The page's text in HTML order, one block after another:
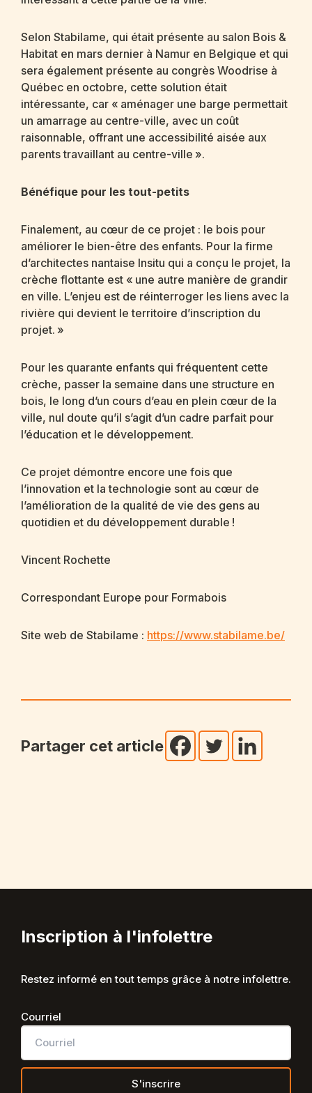
Selon Stabilame, qui était présente au salon Bois &
Habitat en mars dernier à Namur en Belgique et qui
sera également présente au congrès Woodrise à
Québec en octobre, cette solution était
intéressante, car « aménager une barge permettait
un amarrage au centre-ville, avec un coût
raisonnable, offrant une accessibilité aisée aux
parents travaillant au centre-ville ».
Bénéfique pour les tout-petits
Finalement, au cœur de ce projet : le bois pour
améliorer le bien-être des enfants. Pour la firme
d’architectes nantaise Insitu qui a conçu le projet, la
crèche flottante est « une autre manière de grandir
en ville. L’enjeu est de réinterroger les liens avec la
rivière qui devient le territoire d’inscription du
projet. »
Pour les quarante enfants qui fréquentent cette
crèche, passer la semaine dans une structure en
bois, le long d’un cours d’eau en plein cœur de la
ville, nul doute qu’il s’agit d’un cadre parfait pour
l’éducation et le développement.
Ce projet démontre encore une fois que
l’innovation et la technologie sont au cœur de
l’amélioration de la qualité de vie des gens au
quotidien et du développement durable !
Vincent Rochette
Correspondant Europe pour Formabois
Site web de Stabilame : https://www.stabilame.be/
Partager cet article
Inscription à l'infolettre
Restez informé en tout temps grâce à notre infolettre.
Courriel